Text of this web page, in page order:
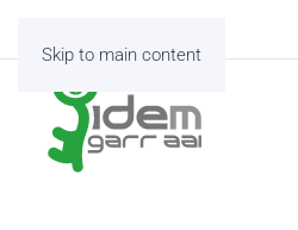
Skip to main content